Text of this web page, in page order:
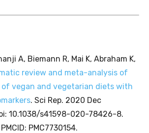
A, Biemann R, Mai K, Abraham K,
review and meta-analysis of
vegan and vegetarian diets with
. Sci Rep. 2020 Dec
10.1038/s41598-020-78426-8.
PMC7730154.